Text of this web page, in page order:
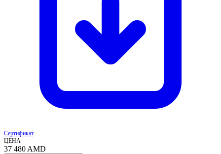
Сертификат
ЦЕНА
37 480 AMD